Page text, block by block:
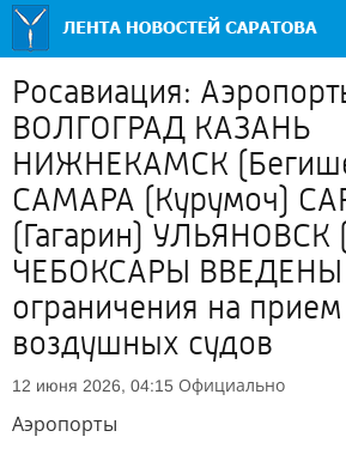
Росавиация:
ВОЛГОГРАД КАЗАНЬ
НИЖНЕКАМСК
САМАРА (Курумоч)
(Гагарин) УЛЬЯНОВСК
ЧЕБОКСАРЫ ВВЕДЕНЫ
ограничения на
воздушных судов
12 июня 2026, 04:15 Официально
Аэропорты